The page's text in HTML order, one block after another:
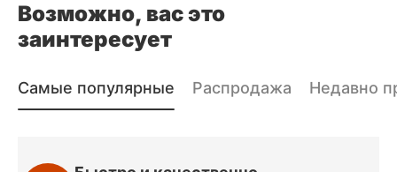
Возможно, вас это
заинтересует
Самые популярные Распродажа Недавно